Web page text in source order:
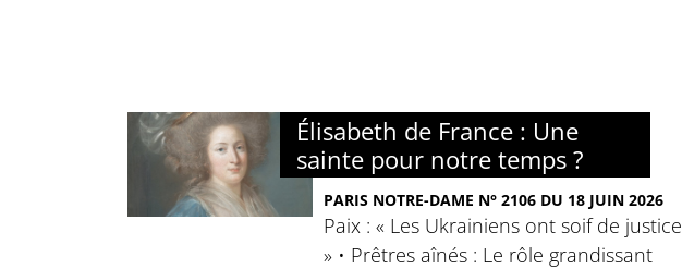
Élisabeth de France : Une
sainte pour notre temps ?
PARIS NOTRE-DAME N° 2106 DU 18 JUIN 2026
Paix : « Les Ukrainiens ont soif de justice
» • Prêtres aînés : Le rôle grandissant